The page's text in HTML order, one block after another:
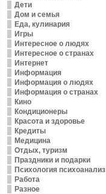
Дети
Дом и семья
Еда, кулинария
Игры
Интересное о людях
Интересное о странах
Интернет
Информация
Информация о людях
Информация о странах
Кино
Кондиционеры
Красота и здоровье
Кредиты
Медицина
Отдых, туризм
Праздники и подарки
Психология психоанализ
Работа
Разное